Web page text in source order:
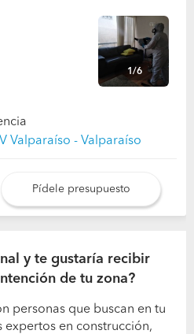
1/6
Valparaíso - Valparaíso
Pídele presupuesto
y te gustaría recibir
de tu zona?
personas que buscan en tu
expertos en construcción,